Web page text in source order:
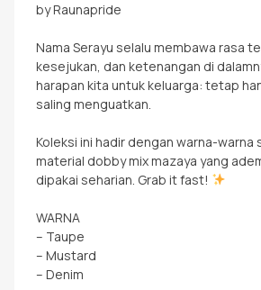
by Raunapride
Nama Serayu selalu membawa rasa
kesejukan, dan ketenangan di
harapan kita untuk keluarga: tetap
saling menguatkan.
Koleksi ini hadir dengan warna-warna
material dobby mix mazaya yang
dipakai seharian. Grab it fast!
WARNA
– Taupe
– Mustard
– Denim